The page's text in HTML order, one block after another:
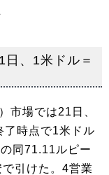
、1米ドル＝
市場では21日、
了時点で1米ドル
同71.11ルピー
引けた。4営業